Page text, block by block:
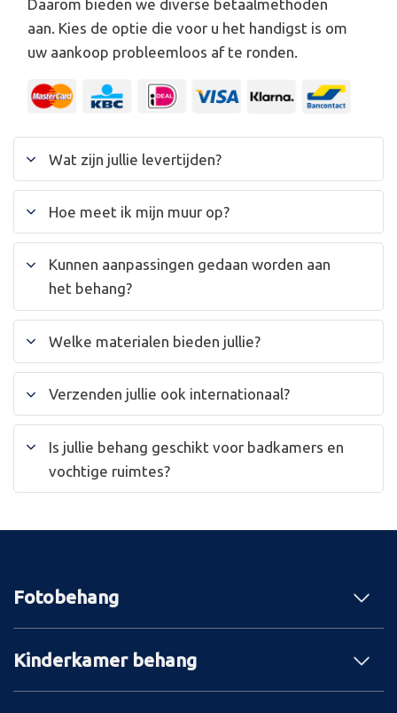
Daarom bieden we diverse betaalmethoden
aan. Kies de optie die voor u het handigst is om
uw aankoop probleemloos af te ronden.
Wat zijn jullie levertijden?
Hoe meet ik mijn muur op?
Kunnen aanpassingen gedaan worden aan
het behang?
Welke materialen bieden jullie?
Verzenden jullie ook internationaal?
Is jullie behang geschikt voor badkamers en
vochtige ruimtes?
Fotobehang
Kinderkamer behang